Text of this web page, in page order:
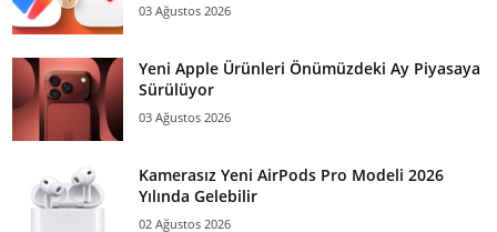
03 Ağustos 2026
Yeni Apple Ürünleri Önümüzdeki Ay Piyasaya
Sürülüyor
03 Ağustos 2026
Kamerasız Yeni AirPods Pro Modeli 2026
Yılında Gelebilir
02 Ağustos 2026